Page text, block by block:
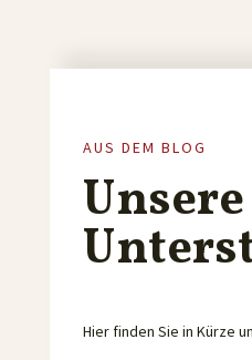
AUS DEM BLOG
Unsere
Hier finden Sie in Kürze